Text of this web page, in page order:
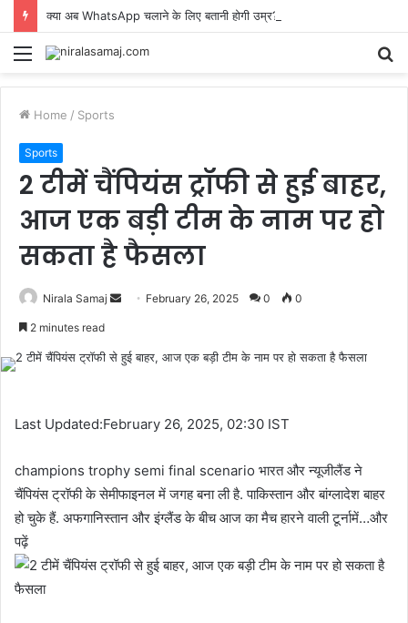
Menu
Home / Sports
Sports
2 टीमें चैंपियंस ट्रॉफी से हुई बाहर,
आज एक बड़ी टीम के नाम पर हो
सकता है फैसला
Nirala Samaj
Send February 26, 2025 0 0
2 minutes read
Last Updated:February 26, 2025, 02:30 IST
champions trophy semi final scenario भारत और न्यूजीलैंड ने
चैंपियंस ट्रॉफी के सेमीफाइनल में जगह बना ली है. पाकिस्तान और बांग्लादेश बाहर
हो चुके हैं. अफगानिस्तान और इंग्लैंड के बीच आज का मैच हारने वाली टूर्नामें…और
पढ़ें